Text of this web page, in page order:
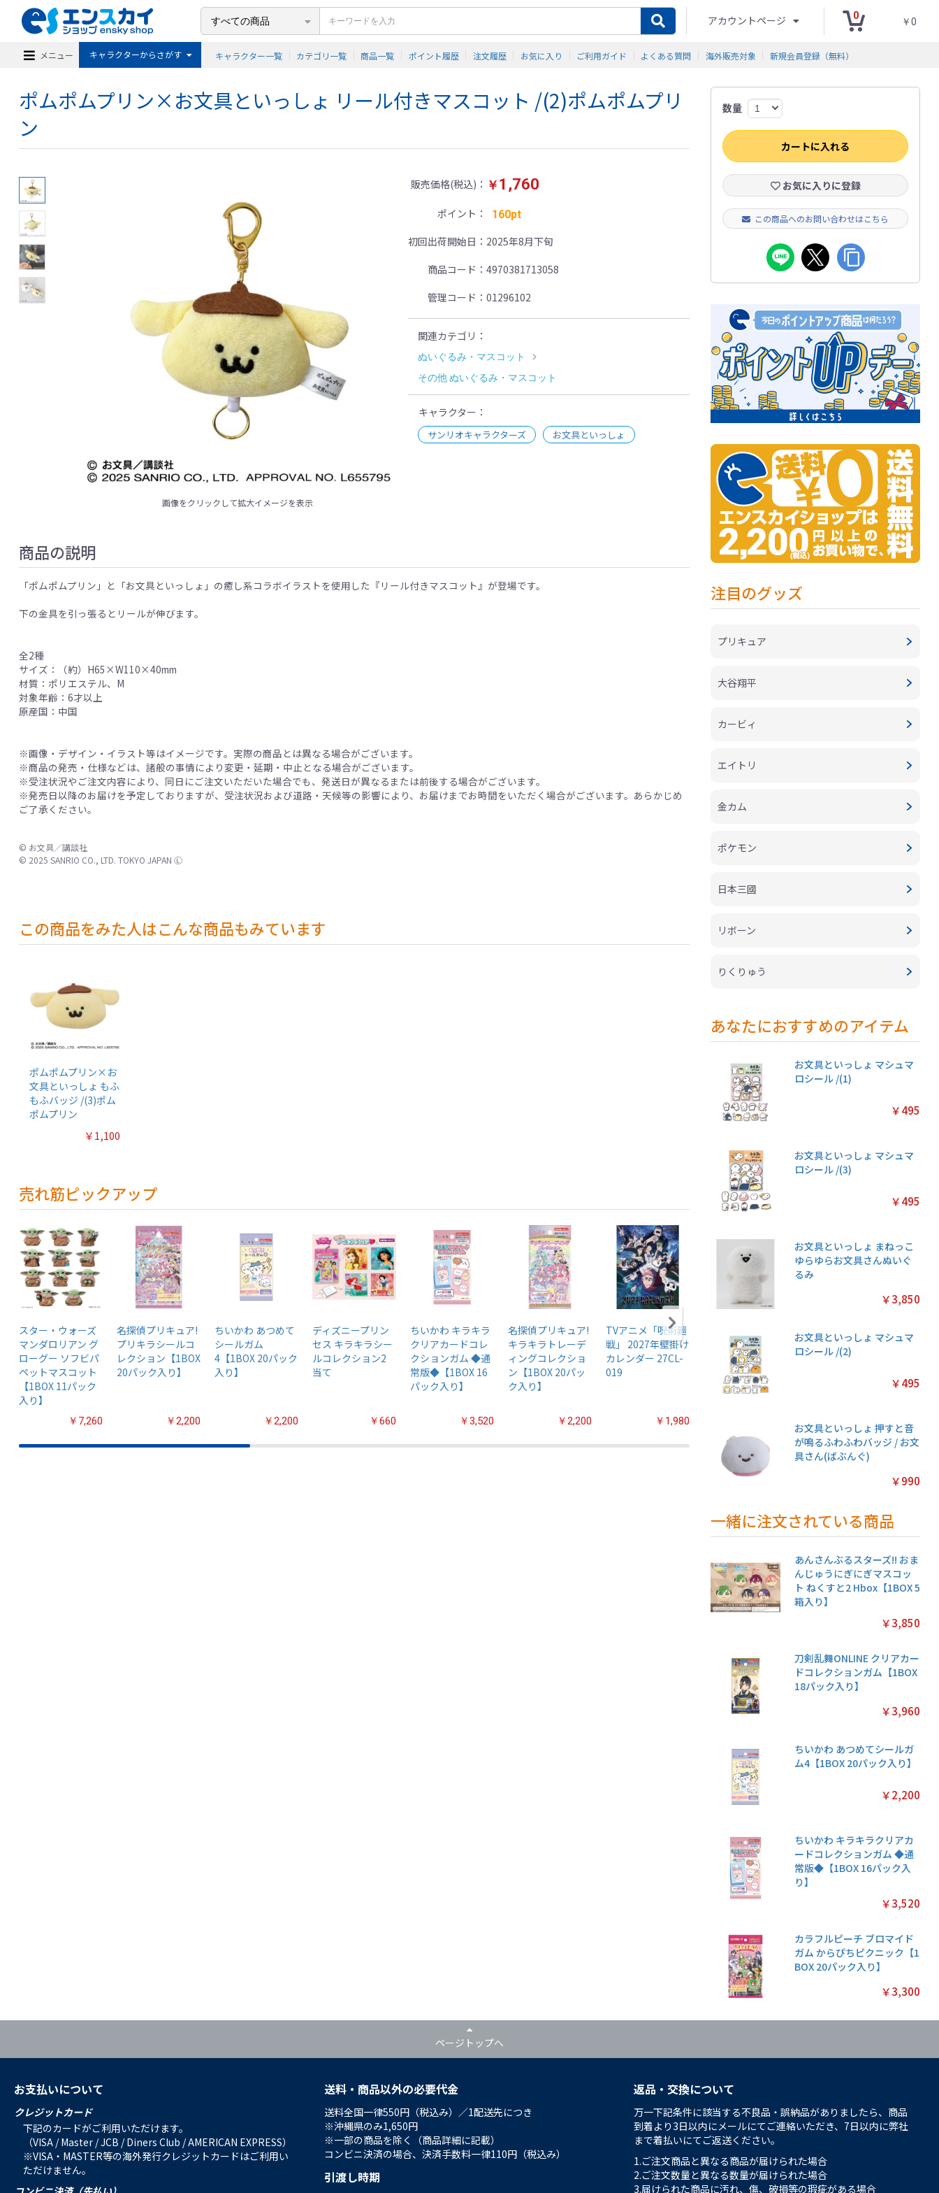
アカウントページ 0
￥0
メニュー キャラクターからさがす キャラクター一覧 カテゴリ一覧 商品一覧 ポイント履歴 注文履歴 お気に入り ご利用ガイド よくある質問 海外販売対象 新規会員登録（無料）
ポムポムプリン×お文具といっしょ リール付きマスコット /(2)ポムポムプリ
ン
画像をクリックして拡大イメージを表示
販売価格(税込) ￥1,760
ポイント 160pt
初回出荷開始日
2025年8月下旬
商品コード
4970381713058
管理コード
01296102
関連カテゴリ
ぬいぐるみ・マスコット
その他 ぬいぐるみ・マスコット
キャラクター
サンリオキャラクターズ お文具といっしょ
商品の説明
「ポムポムプリン」と「お文具といっしょ」の癒し系コラボイラストを使用した『リール付きマスコット』が登場です。
下の金具を引っ張るとリールが伸びます。
全2種
サイズ：（約）H65×W110×40mm
材質：ポリエステル、M
対象年齢：6才以上
原産国：中国
※画像・デザイン・イラスト等はイメージです。実際の商品とは異なる場合がございます。
※商品の発売・仕様などは、諸般の事情により変更・延期・中止となる場合がございます。
※受注状況やご注文内容により、同日にご注文いただいた場合でも、発送日が異なるまたは前後する場合がございます。
※発売日以降のお届けを予定しておりますが、受注状況および道路・天候等の影響により、お届けまでお時間をいただく場合がございます。あらかじめ
ご了承ください。
© お文具／講談社
© 2025 SANRIO CO., LTD. TOKYO JAPAN Ⓛ
この商品をみた人はこんな商品もみています
ポムポムプリン×お
文具といっしょ もふ
もふバッジ /(3)ポム
ポムプリン
￥1,100
売れ筋ピックアップ
スター・ウォーズ
マンダロリアン グ
ローグー ソフビパ
ペットマスコット
【1BOX 11パック
入り】
￥7,260
名探偵プリキュア!
プリキラシールコ
レクション【1BOX
20パック入り】
￥2,200
ちいかわ あつめて
シールガム
4【1BOX 20パック
入り】
￥2,200
ディズニープリン
セス キラキラシー
ルコレクション2
当て
￥660
ちいかわ キラキラ
クリアカードコレ
クションガム ◆通
常版◆【1BOX 16
パック入り】
￥3,520
名探偵プリキュア!
キラキラトレーデ
ィングコレクショ
ン【1BOX 20パッ
ク入り】
￥2,200
TVアニメ「呪術廻
戦」 2027年壁掛け
カレンダー 27CL-
019
￥1,980
キラキラトレーデ
ィングコレクショ
ン2 ガムつき
【1BOX 20パック
ちいかわ マグネッ
トコレクションガ
ム2【1BOX 14パッ
￥3,080
伝5 ガム
数量
カートに入れる
お気に入りに登録
この商品へのお問い合わせはこちら
注目のグッズ
プリキュア
大谷翔平
カービィ
エイトリ
金カム
ポケモン
日本三國
リボーン
りくりゅう
あなたにおすすめのアイテム
お文具といっしょ マシュマ
ロシール /(1)
￥495
お文具といっしょ マシュマ
ロシール /(3)
￥495
お文具といっしょ まねっこ
ゆらゆらお文具さんぬいぐ
るみ
￥3,850
お文具といっしょ マシュマ
ロシール /(2)
￥495
お文具といっしょ 押すと音
が鳴るふわふわバッジ / お文
具さん(ばぶんぐ)
￥990
一緒に注文されている商品
あんさんぶるスターズ!! おま
んじゅうにぎにぎマスコッ
ト ねくすと2 Hbox【1BOX 5
箱入り】
￥3,850
刀剣乱舞ONLINE クリアカー
ドコレクションガム【1BOX
18パック入り】
￥3,960
ちいかわ あつめてシールガ
ム4【1BOX 20パック入り】
￥2,200
ちいかわ キラキラクリアカ
ードコレクションガム ◆通
常版◆【1BOX 16パック入
り】
￥3,520
カラフルピーチ ブロマイド
ガム からぴちピクニック【1
BOX 20パック入り】
￥3,300
ページトップへ
お支払いについて
クレジットカード
下記のカードがご利用いただけます。
（VISA / Master / JCB / Diners Club / AMERICAN EXPRESS）
※VISA・MASTER等の海外発行クレジットカードはご利用い
ただけません。
送料・商品以外の必要代金
送料全国一律550円（税込み）／1配送先につき
※沖縄県のみ1,650円
※一部の商品を除く（商品詳細に記載）
コンビニ決済の場合、決済手数料一律110円（税込み）
引渡し時期
返品・交換について
万一下記条件に該当する不良品・誤納品がありましたら、商品
到着より3日以内にメールにてご連絡いただき、7日以内に弊社
まで着払いにてご返送ください。
1.ご注文商品と異なる商品が届けられた場合
2.ご注文数量と異なる数量が届けられた場合
3.届けられた商品に汚れ、傷、破損等の瑕疵がある場合